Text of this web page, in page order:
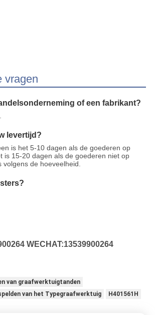
vragen
of een fabrikant?
levertijd?
is het 5-10 dagen als de goederen op
is 15-20 dagen als de goederen niet op
volgens de hoeveelheid.
WECHAT:13539900264
van graafwerktuigtanden
van het Typegraafwerktuig
H401561H